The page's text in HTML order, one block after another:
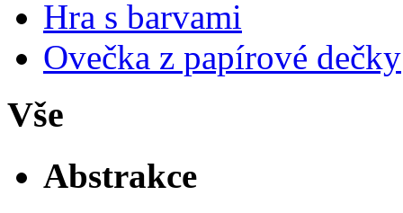
Hra s barvami
Ovečka z papírové dečky
Vše
Abstrakce